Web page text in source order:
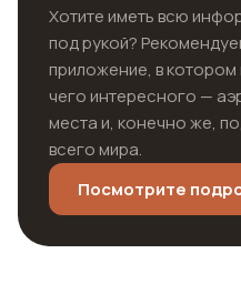
Хотите иметь всю
под рукой?
приложение, в
чего интересного —
места и, конечно же,
всего мира.
Посмотрите